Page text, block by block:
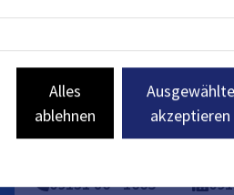
09:30-12:00Uhr
0913186-1665
Alles
ablehnen
Ausgewählte
akzeptieren